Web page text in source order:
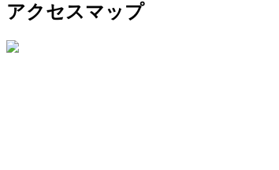
アクセスマップ